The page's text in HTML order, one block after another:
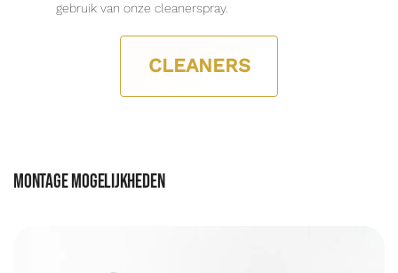
gebruik van onze cleanerspray.
CLEANERS
Montage mogelijkheden